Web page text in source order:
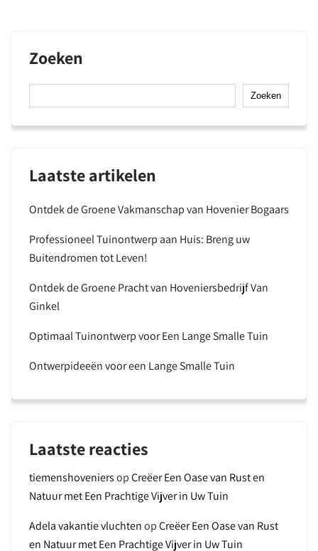
Zoeken
Zoeken
Laatste artikelen
Ontdek de Groene Vakmanschap van Hovenier Bogaars
Professioneel Tuinontwerp aan Huis: Breng uw
Buitendromen tot Leven!
Ontdek de Groene Pracht van Hoveniersbedrijf Van
Ginkel
Optimaal Tuinontwerp voor Een Lange Smalle Tuin
Ontwerpideeën voor een Lange Smalle Tuin
Laatste reacties
tiemenshoveniersopCreëer Een Oase van Rust en
Natuur met Een Prachtige Vijver in Uw Tuin
Adela vakantie vluchtenopCreëer Een Oase van Rust
en Natuur met Een Prachtige Vijver in Uw Tuin